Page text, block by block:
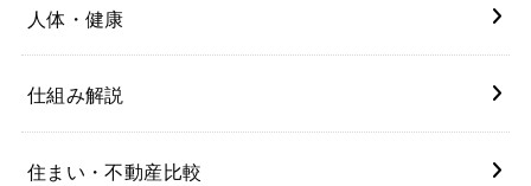
人体・健康
仕組み解説
住まい・不動産比較